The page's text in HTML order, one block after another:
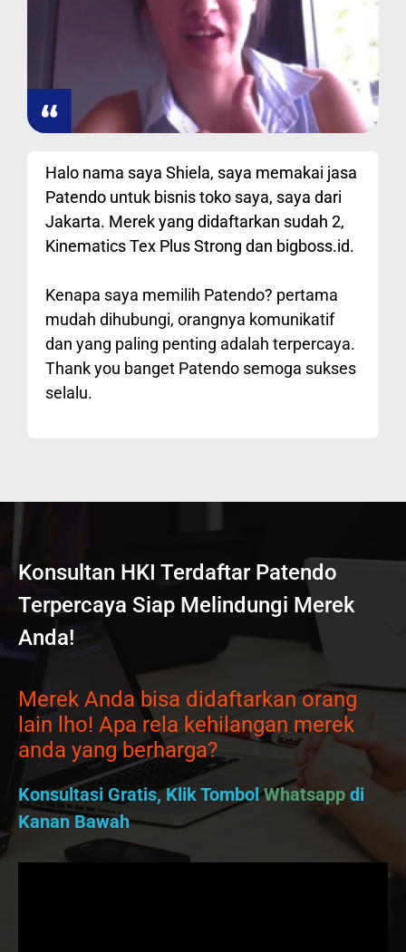
Halo nama saya Shiela, saya memakai jasa
Patendo untuk bisnis toko saya, saya dari
Jakarta. Merek yang didaftarkan sudah 2,
Kinematics Tex Plus Strong dan bigboss.id.
Kenapa saya memilih Patendo? pertama
mudah dihubungi, orangnya komunikatif
dan yang paling penting adalah terpercaya.
Thank you banget Patendo semoga sukses
selalu.
Konsultan HKI Terdaftar Patendo
Terpercaya Siap Melindungi Merek
Anda!
Merek Anda bisa didaftarkan orang
lain lho! Apa rela kehilangan merek
anda yang berharga?
Konsultasi Gratis, Klik TombolWhatsapp di
Kanan Bawah